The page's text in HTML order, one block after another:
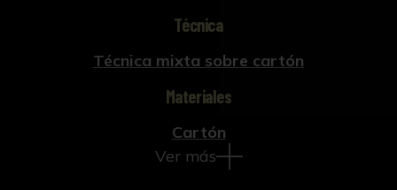
Técnica
Técnica mixta sobre cartón
Materiales
Cartón
Ver más